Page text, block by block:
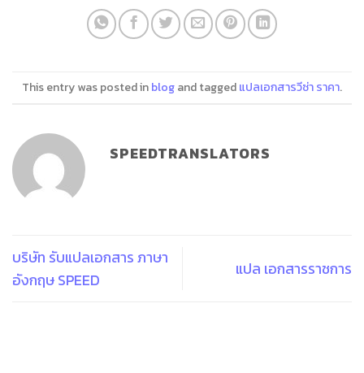
This entry was posted inblogand taggedแปลเอกสารวีซ่า ราคา.
SPEEDTRANSLATORS
บริษัท รับแปลเอกสาร ภาษา
อังกฤษ SPEED
แปล เอกสารราชการ